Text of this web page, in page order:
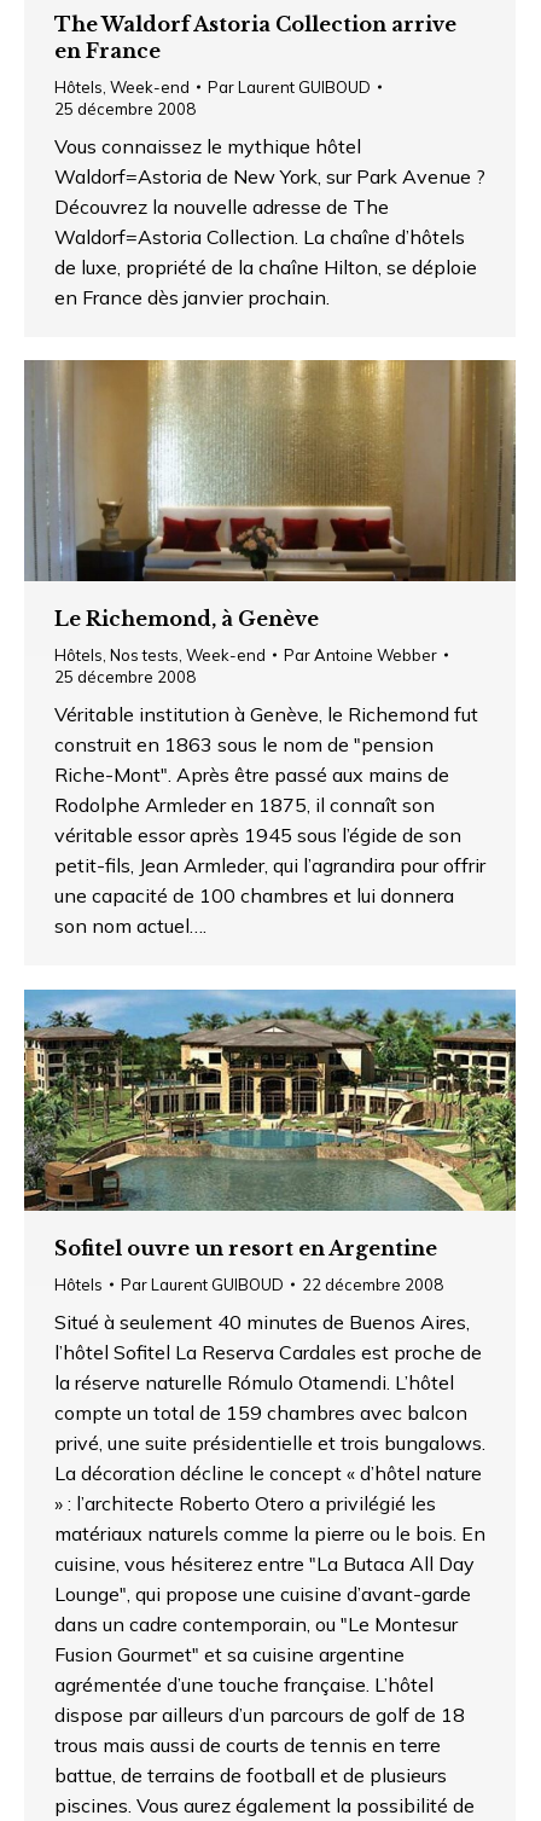
The Waldorf Astoria Collection arrive
en France
Hôtels Week-end ParLaurent GUIBOUD
25 décembre 2008
Vous connaissez le mythique hôtel
Waldorf=Astoria de New York, sur Park Avenue ?
Découvrez la nouvelle adresse de The
Waldorf=Astoria Collection. La chaîne d’hôtels
de luxe, propriété de la chaîne Hilton, se déploie
en France dès janvier prochain.
Le Richemond, à Genève
Hôtels Nos tests Week-end ParAntoine Webber
25 décembre 2008
Véritable institution à Genève, le Richemond fut
construit en 1863 sous le nom de "pension
Riche-Mont". Après être passé aux mains de
Rodolphe Armleder en 1875, il connaît son
véritable essor après 1945 sous l’égide de son
petit-fils, Jean Armleder, qui l’agrandira pour offrir
une capacité de 100 chambres et lui donnera
son nom actuel….
Sofitel ouvre un resort en Argentine
Hôtels ParLaurent GUIBOUD 22 décembre 2008
Situé à seulement 40 minutes de Buenos Aires,
l’hôtel Sofitel La Reserva Cardales est proche de
la réserve naturelle Rómulo Otamendi. L’hôtel
compte un total de 159 chambres avec balcon
privé, une suite présidentielle et trois bungalows.
La décoration décline le concept « d’hôtel nature
» : l’architecte Roberto Otero a privilégié les
matériaux naturels comme la pierre ou le bois. En
cuisine, vous hésiterez entre "La Butaca All Day
Lounge", qui propose une cuisine d’avant-garde
dans un cadre contemporain, ou "Le Montesur
Fusion Gourmet" et sa cuisine argentine
agrémentée d’une touche française. L’hôtel
dispose par ailleurs d’un parcours de golf de 18
trous mais aussi de courts de tennis en terre
battue, de terrains de football et de plusieurs
piscines. Vous aurez également la possibilité de